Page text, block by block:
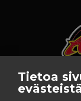
Tietoa